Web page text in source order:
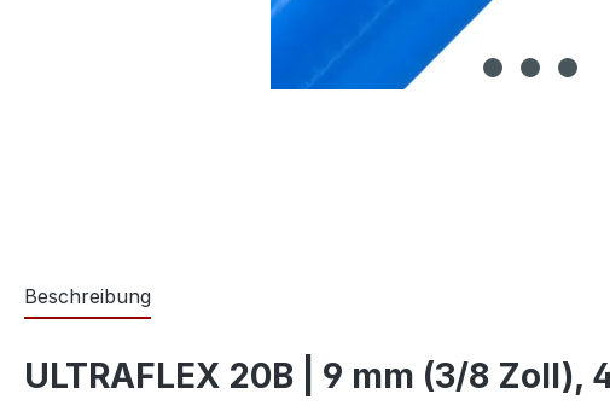
Beschreibung
ULTRAFLEX 20B | 9 mm (3/8 Zoll),